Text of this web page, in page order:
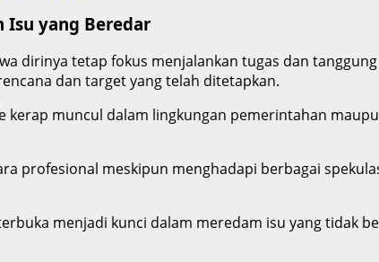
Isu yang Beredar
dirinya tetap fokus menjalankan tugas dan
dan target yang telah ditetapkan.
muncul dalam lingkungan pemerintahan
profesional meskipun menghadapi berbagai
menjadi kunci dalam meredam isu yang tidak